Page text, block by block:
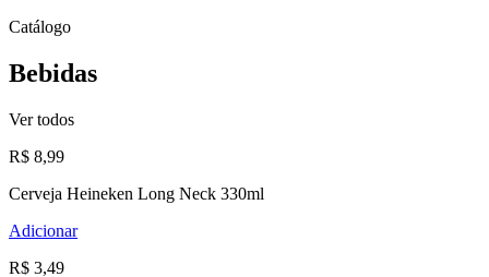
Catálogo
Bebidas
Ver todos
R$ 8,99
Cerveja Heineken Long Neck 330ml
Adicionar
R$ 3,49